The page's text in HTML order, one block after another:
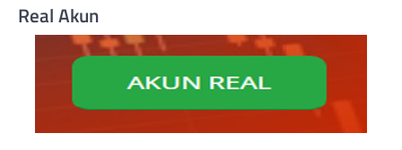
Real Akun